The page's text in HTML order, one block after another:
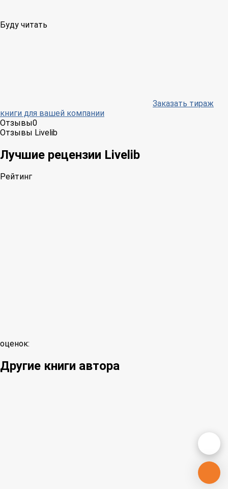
Буду читать
Заказать тираж
книги для вашей компании
Отзывы0
Отзывы Livelib
Лучшие рецензии Livelib
Рейтинг
оценок:
Другие книги автора